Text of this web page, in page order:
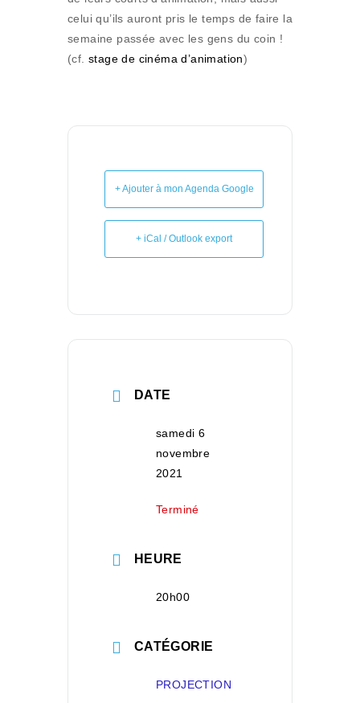
celui qu’ils auront pris le temps de faire la
semaine passée avec les gens du coin !
(cf. stage de cinéma d’animation)
+ Ajouter à mon Agenda Google
+ iCal / Outlook export
DATE
samedi 6
novembre
2021
Terminé
HEURE
20h00
CATÉGORIE
PROJECTION